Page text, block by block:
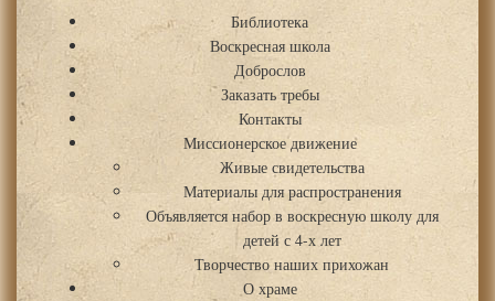
Библиотека
Воскресная школа
Доброслов
Заказать требы
Контакты
Миссионерское движение
Живые свидетельства
Материалы для распространения
Объявляется набор в воскресную школу для
детей с 4-х лет
Творчество наших прихожан
О храме